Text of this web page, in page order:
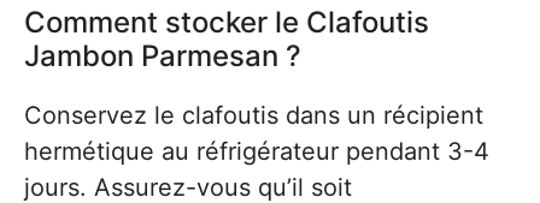
Comment stocker le Clafoutis
Jambon Parmesan ?
Conservez le clafoutis dans un récipient
hermétique au réfrigérateur pendant 3-4
jours. Assurez-vous qu’il soit